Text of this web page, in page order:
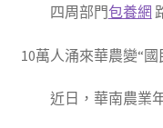
四周部門包養網
10萬人涌來華農變“國
近日，華南農業年